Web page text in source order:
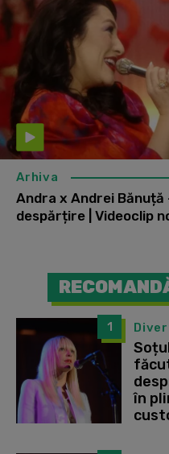
Arhiva
Andra x Andrei Bănuță
despărțire | Videoclip
1
în